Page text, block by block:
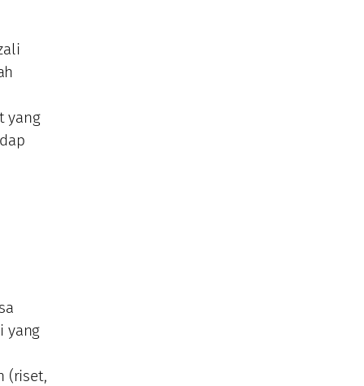
yang
yang
(riset,